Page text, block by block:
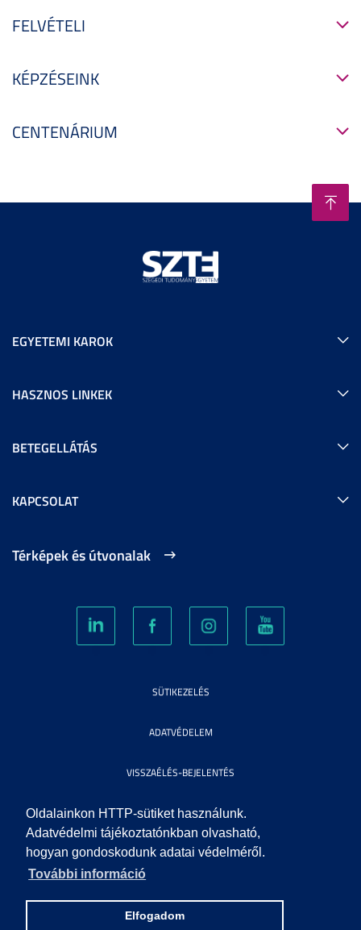
Oldalainkon HTTP-sütiket használunk.
Adatvédelmi tájékoztatónkban olvasható,
hogyan gondoskodunk adatai védelméről.
További információ
Elfogadom
FELVÉTELI
KÉPZÉSEINK
CENTENÁRIUM
EGYETEMI KAROK
HASZNOS LINKEK
BETEGELLÁTÁS
KAPCSOLAT
Térképek és útvonalak
SÜTIKEZELÉS
ADATVÉDELEM
VISSZAÉLÉS-BEJELENTÉS
KÖZÉRDEKŰ ADATOK
IMPRESSZUM